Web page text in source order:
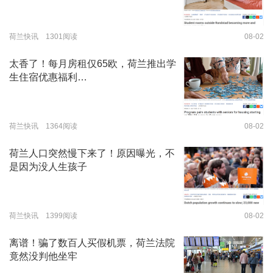
荷兰快讯 1301阅读 08-02
太香了！每月房租仅65欧，荷兰推出学
生住宿优惠福利…
荷兰快讯 1364阅读 08-02
荷兰人口突然慢下来了！原因曝光，不
是因为没人生孩子
荷兰快讯 1399阅读 08-02
离谱！骗了数百人买假机票，荷兰法院
竟然没判他坐牢